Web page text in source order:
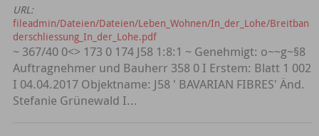
URL:
fileadmin/Dateien/Dateien/Leben_Wohnen/In_der_Lohe/Breitban
derschliessung_In_der_Lohe.pdf
~ 367/40 0<> 173 0 174 J58 1:8:1 ~ Genehmigt: o~~g~§8
Auftragnehmer und Bauherr 358 0 I Erstem: Blatt 1 002
I 04.04.2017 Objektname: J58 ' BAVARIAN FIBRES' Änd.
Stefanie Grünewald I...